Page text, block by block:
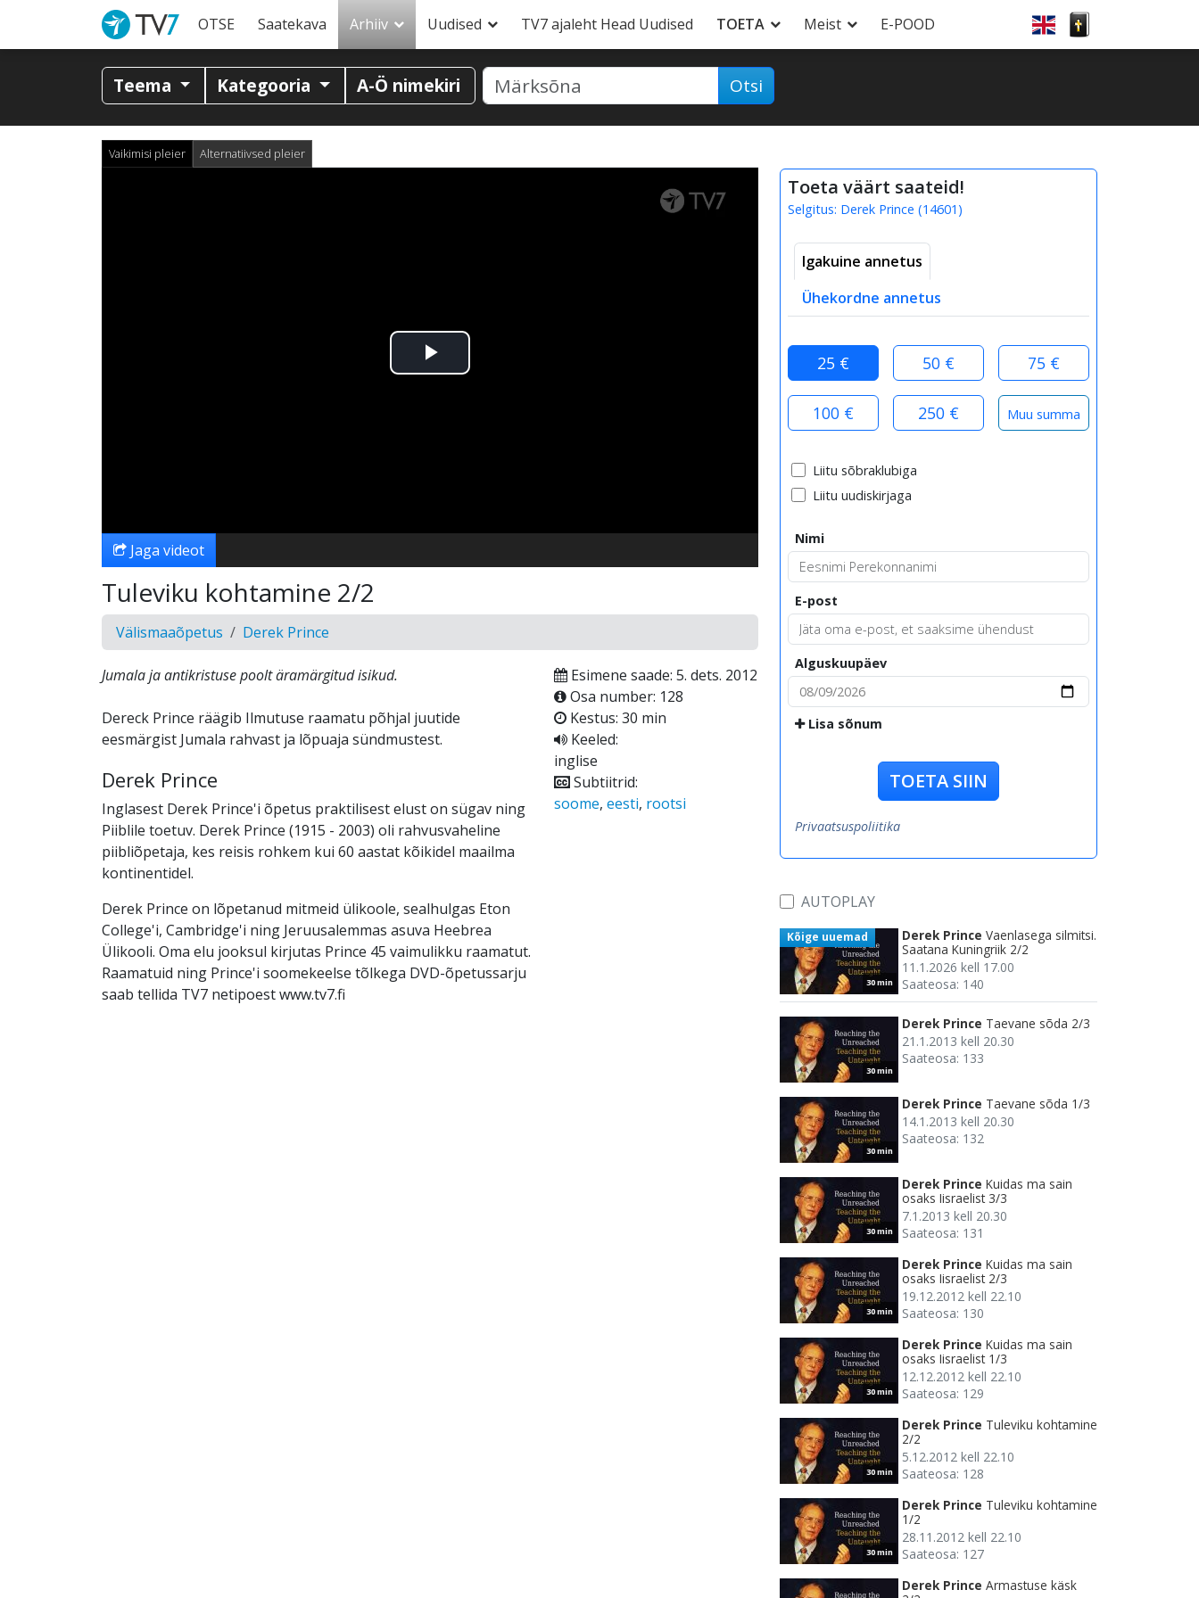
OTSE Saatekava Arhiiv Uudised TV7 ajaleht Head Uudised TOETA Meist E-POOD
Teema Kategooria A-Ö nimekiri Otsi
Vaikimisi pleier Alternatiivsed pleier
Esita
Jaga videot
Tuleviku kohtamine 2/2
Välismaaõpetus Derek Prince
Jumala ja antikristuse poolt äramärgitud isikud.
Dereck Prince räägib Ilmutuse raamatu põhjal juutide
eesmärgist Jumala rahvast ja lõpuaja sündmustest.
Derek Prince
Inglasest Derek Prince'i õpetus praktilisest elust on sügav ning
Piiblile toetuv. Derek Prince (1915 - 2003) oli rahvusvaheline
piibliõpetaja, kes reisis rohkem kui 60 aastat kõikidel maailma
kontinentidel.
Derek Prince on lõpetanud mitmeid ülikoole, sealhulgas Eton
College'i, Cambridge'i ning Jeruusalemmas asuva Heebrea
Ülikooli. Oma elu jooksul kirjutas Prince 45 vaimulikku raamatut.
Raamatuid ning Prince'i soomekeelse tõlkega DVD-õpetussarju
saab tellida TV7 netipoest www.tv7.fi
Esimene saade: 5. dets. 2012
Osa number: 128
Kestus: 30 min
Keeled:
inglise
Subtiitrid:
soome, eesti, rootsi
Toeta väärt saateid!
Selgitus: Derek Prince (14601 )
Igakuine annetus
Ühekordne annetus
25 € 50 € 75 €
100 € 250 €
Liitu sõbraklubiga
Liitu uudiskirjaga
Nimi
E-post
Alguskuupäev
Lisa sõnum
TOETA SIIN
Privaatsuspoliitika
AUTOPLAY
30 min
Kõige uuemad Derek Prince Vaenlasega silmitsi.
Saatana Kuningriik 2/2
11.1.2026 kell 17.00
Saateosa: 140
30 min
Derek Prince Taevane sõda 2/3
21.1.2013 kell 20.30
Saateosa: 133
30 min
Derek Prince Taevane sõda 1/3
14.1.2013 kell 20.30
Saateosa: 132
30 min
Derek Prince Kuidas ma sain
osaks Iisraelist 3/3
7.1.2013 kell 20.30
Saateosa: 131
30 min
Derek Prince Kuidas ma sain
osaks Iisraelist 2/3
19.12.2012 kell 22.10
Saateosa: 130
30 min
Derek Prince Kuidas ma sain
osaks Iisraelist 1/3
12.12.2012 kell 22.10
Saateosa: 129
30 min
Derek Prince Tuleviku kohtamine
2/2
5.12.2012 kell 22.10
Saateosa: 128
30 min
Derek Prince Tuleviku kohtamine
1/2
28.11.2012 kell 22.10
Saateosa: 127
Derek Prince Armastuse käsk